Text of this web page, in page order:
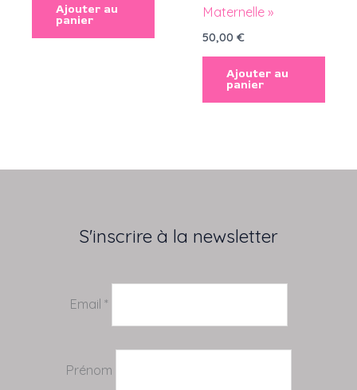
Ajouter au
panier
Maternelle »
50,00 €
Ajouter au
panier
S'inscrire à la newsletter
Email *
Prénom